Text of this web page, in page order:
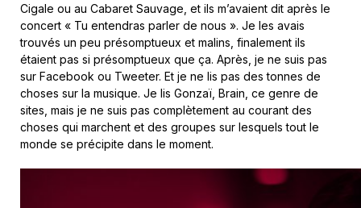
Cigale ou au Cabaret Sauvage, et ils m’avaient dit après le
concert « Tu entendras parler de nous ». Je les avais
trouvés un peu présomptueux et malins, finalement ils
étaient pas si présomptueux que ça. Après, je ne suis pas
sur Facebook ou Tweeter. Et je ne lis pas des tonnes de
choses sur la musique. Je lis Gonzaï, Brain, ce genre de
sites, mais je ne suis pas complètement au courant des
choses qui marchent et des groupes sur lesquels tout le
monde se précipite dans le moment.